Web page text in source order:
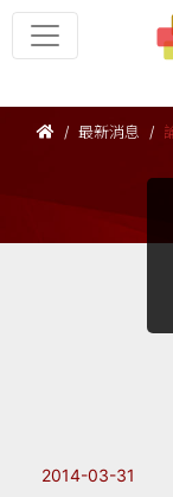
最新消息
2014-03-31